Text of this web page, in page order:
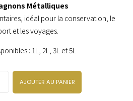
Métalliques
idéal pour la conservation, le
et les voyages.
: 1L, 2L, 3L et 5L
AJOUTER AU PANIER